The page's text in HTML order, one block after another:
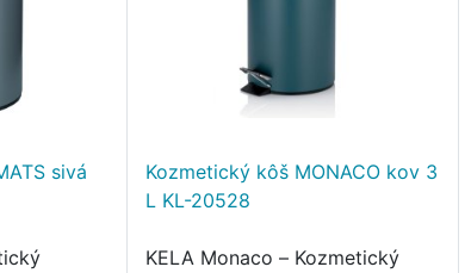
sivá
Kozmetický kôš MONACO kov 3
L KL-20528
KELA Monaco – Kozmetický